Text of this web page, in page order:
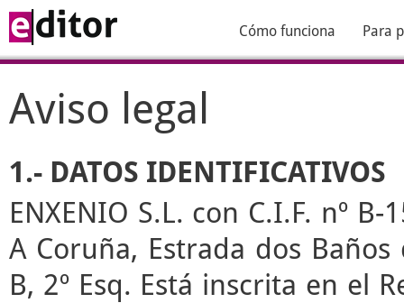
Cómo funciona Para
Aviso legal
1.- DATOS IDENTIFICATIVOS
ENXENIO S.L. con C.I.F. nº
A Coruña, Estrada dos
B, 2º Esq. Está inscrita en el